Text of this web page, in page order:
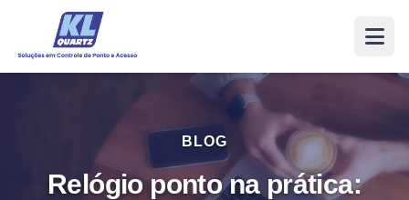
BLOG
Relógio ponto na prática: